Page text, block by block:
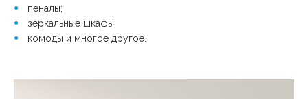
пеналы;
зеркальные шкафы;
комоды и многое другое.